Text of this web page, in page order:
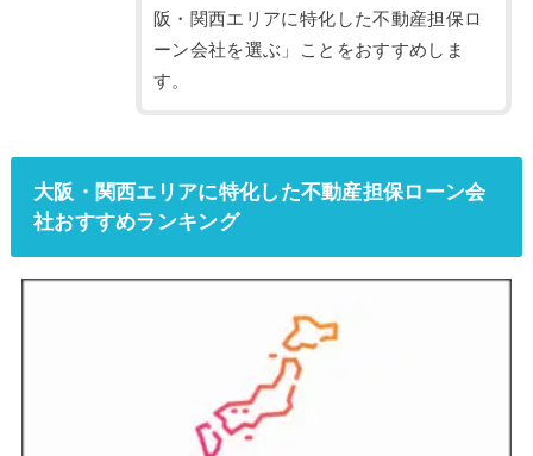
阪・関西エリアに特化した不動産担保ロ
ーン会社を選ぶ」ことをおすすめしま
す。
大阪・関西エリアに特化した不動産担保ローン会
社おすすめランキング